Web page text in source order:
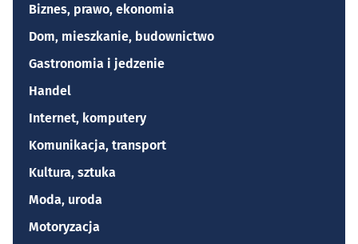
Biznes, prawo, ekonomia
Dom, mieszkanie, budownictwo
Gastronomia i jedzenie
Handel
Internet, komputery
Komunikacja, transport
Kultura, sztuka
Moda, uroda
Motoryzacja